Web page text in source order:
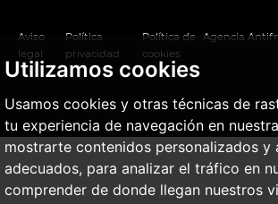
Utilizamos cookies
Usamos cookies y otras técnicas de
tu experiencia de navegación en
mostrarte contenidos personalizados y
adecuados, para analizar el tráfico en
comprender de donde llegan nuestros
Aviso
legal
Política
privacidad
Política de
cookies
Agencia